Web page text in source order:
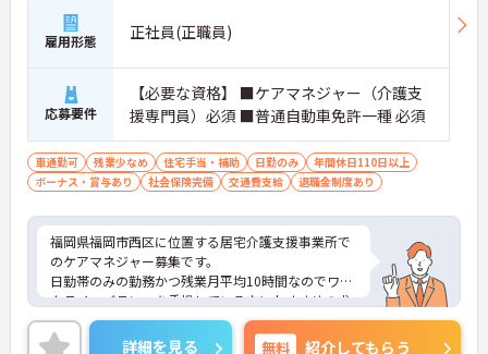
雇用形態 正社員(正職員)
応募要件
【必要な資格】 ■ケアマネジャー（介護支
援専門員）必須 ■普通自動車免許一種 必須
車通勤可 残業少なめ 住宅手当・補助 日勤のみ
年間休日110日以上
ボーナス・賞与あり
社会保険完備 交通費支給 退職金制度あり
福岡県福岡市西区に位置する居宅介護支援事業所で
のケアマネジャー募集です。
日勤帯のみの勤務かつ残業月平均10時間なのでワー
クライフバランスを重視している方におすすめの求
人です♪
ご興味のある方はご面接のポイントお伝えしますの
詳細を見る 無料 紹介してもらう